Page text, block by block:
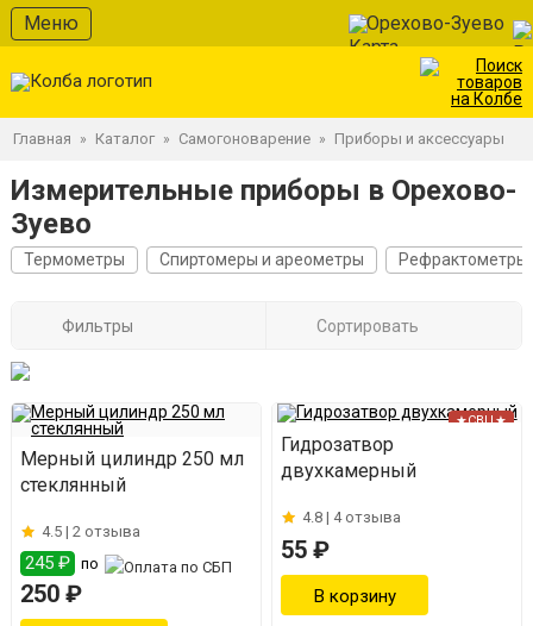
Меню Орехово-Зуево
Главная » Каталог » Самогоноварение » Приборы и аксессуары
Измерительные приборы в Орехово-
Зуево
Термометры Спиртомеры и ареометры Рефрактометры
Фильтры Сортировать
Мерный цилиндр 250 мл
стеклянный
4.5 | 2 отзыва
245 ₽ по
250 ₽
★СВЦ★
Гидрозатвор
двухкамерный
4.8 | 4 отзыва
55 ₽